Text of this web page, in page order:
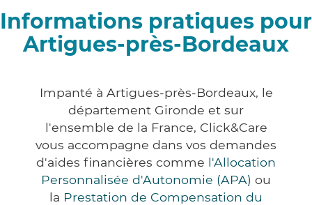
Informations pratiques pour
Artigues-près-Bordeaux
Impanté à Artigues-près-Bordeaux, le
département Gironde et sur
l'ensemble de la France, Click&Care
vous accompagne dans vos demandes
d'aides financières comme l'Allocation
Personnalisée d'Autonomie (APA) ou
la Prestation de Compensation du